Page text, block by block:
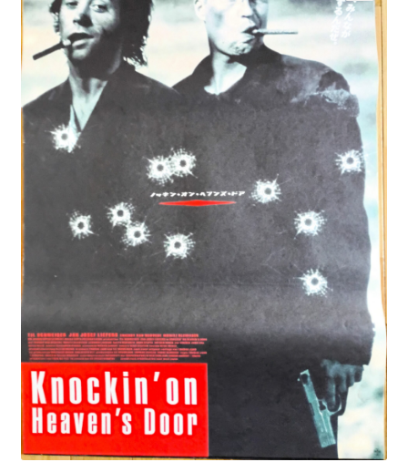
キ
プ
プ
しねとろ倶楽部について
リンクの旅